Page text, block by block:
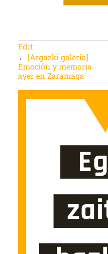
Edit
← [Argazki galeria]
Emoción y memoria
ayer en Zaramaga